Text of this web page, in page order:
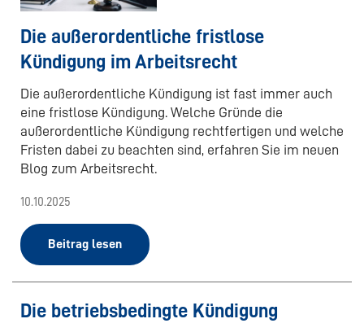
Die außerordentliche fristlose
Kündigung im Arbeitsrecht
Die außerordentliche Kündigung ist fast immer auch
eine fristlose Kündigung. Welche Gründe die
außerordentliche Kündigung rechtfertigen und welche
Fristen dabei zu beachten sind, erfahren Sie im neuen
Blog zum Arbeitsrecht.
10.10.2025
Beitrag lesen
Die betriebsbedingte Kündigung